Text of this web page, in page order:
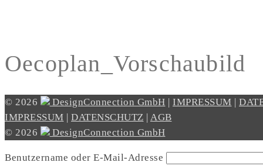
Oecoplan_Vorschaubild
© 2026 DesignConnection GmbH IMPRESSUM
IMPRESSUM
DATENSCHUTZ
AGB
© 2026
DesignConnection GmbH
Benutzername oder E-Mail-Adresse